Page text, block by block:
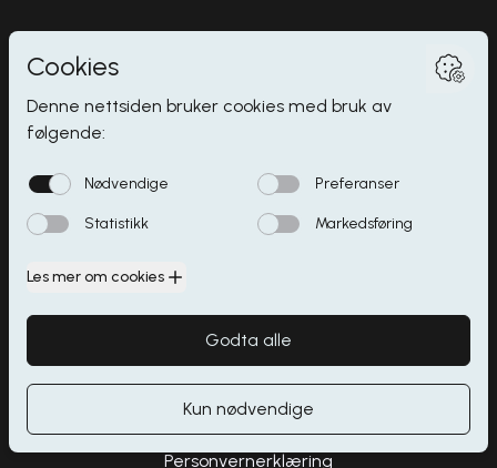
Myrdalsvegen 2,5130 Nyborg
Åpningstider
Spisesteder
Personvernerklæring